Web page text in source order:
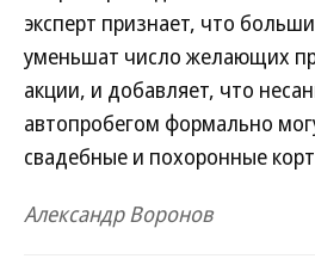
эксперт признает, что
уменьшат число желающих
акции, и добавляет, что
автопробегом формально
свадебные и похоронные
Александр Воронов